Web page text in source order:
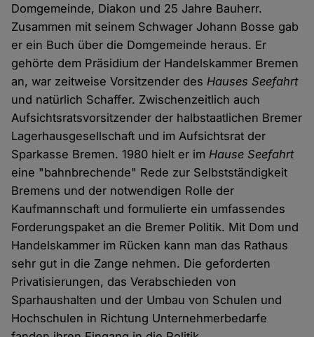
Domgemeinde, Diakon und 25 Jahre Bauherr.
Zusammen mit seinem Schwager Johann Bosse gab
er ein Buch über die Domgemeinde heraus. Er
gehörte dem Präsidium der Handelskammer Bremen
an, war zeitweise Vorsitzender desHauses Seefahrt
und natürlich Schaffer. Zwischenzeitlich auch
Aufsichtsratsvorsitzender der halbstaatlichen Bremer
Lagerhausgesellschaft und im Aufsichtsrat der
Sparkasse Bremen. 1980 hielt er imHause Seefahrt
eine "bahnbrechende" Rede zur Selbstständigkeit
Bremens und der notwendigen Rolle der
Kaufmannschaft und formulierte ein umfassendes
Forderungspaket an die Bremer Politik. Mit Dom und
Handelskammer im Rücken kann man das Rathaus
sehr gut in die Zange nehmen. Die geforderten
Privatisierungen, das Verabschieden von
Sparhaushalten und der Umbau von Schulen und
Hochschulen in Richtung Unternehmerbedarfe